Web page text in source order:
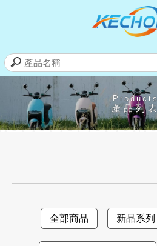
Products
產品列表
全部商品 新品系列